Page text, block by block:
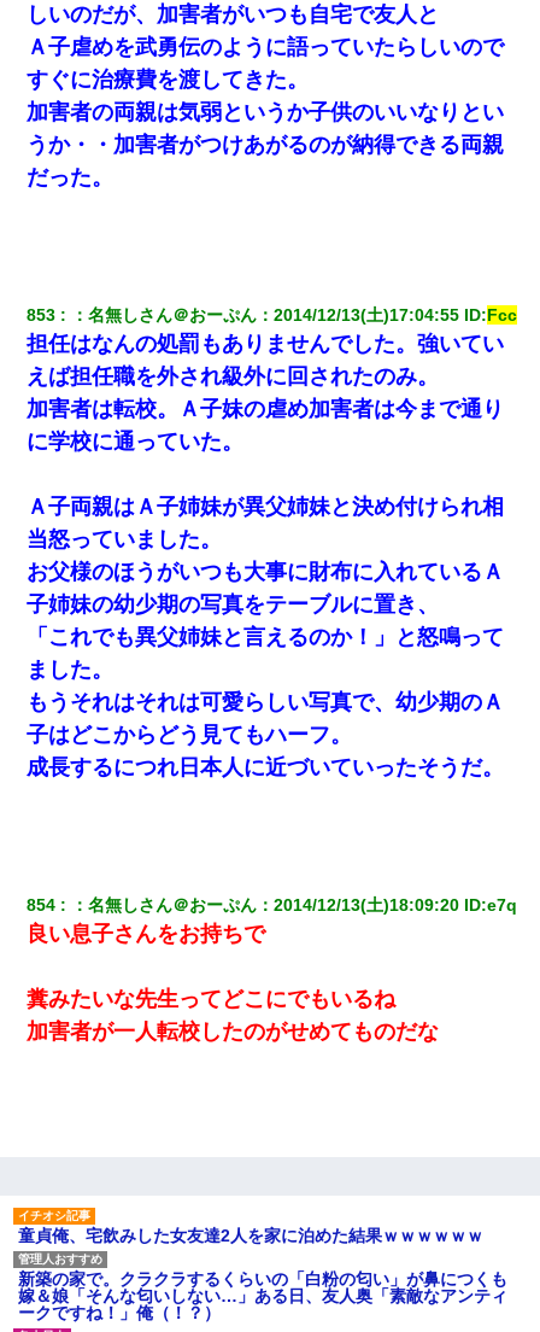
17年飼っていた犬が亡くなった。鼻水垂らし嗚咽する私に、猫が
近づいて頭突きをしてきて…
嫁に不倫されたから嫁と不倫相手に1000万の慰謝料請求した
なかった。妹を抱き締めて「ﾀﾋんじゃうよ」って泣いてたら…
私「まとめ買いして冷凍ストックしてる」Ａ「ずるい！クレク
レ！」私「なんでよ」Ａ「ケーチ！バーカ！」→ 後日、Ａ旦那が
凸してきた
亡くなってしまい…
転職先が決まったので退職の意思を伝えたら。上司「無責任」
「簡単には辞めさせない」私（どうせ辞めるし…）→ 思いっきり
反論をしてみた
ワイ144kg彼女98kgデブカップル、1年間毎日行為しまくった結
果
「パワハラを受けたから思い切って転職した」とSNSで呟いた
ら、速攻でパワハラかました元上司がLINEを送ってきた。
義兄嫁が義実家で「コロナ陽性だったからこのまま療養させて下
さい」と言い出してド修羅場になった
ＤＮＡ検査『血縁関係０％』旦那「やっぱり托卵だったんだ…」
嫁「本当に身に覚えがない」「なにかの間違いだ！取り違え
だ！」→ 嫁「あっ」
デパートの外商『私さんだと名乗る女が、ツケで宝石を買おうと
していて…』私「！？」→ 翌日。ママ友たちの様子が微妙におか
しくなり・・・
男だけどリベンジポノレノの被害者になって未だに人生が立ち直
しいのだが、加害者がいつも自宅で友人と
Ａ子虐めを武勇伝のように語っていたらしいので
すぐに治療費を渡してきた。
加害者の両親は気弱というか子供のいいなりとい
うか・・加害者がつけあがるのが納得できる両親
だった。
853 ：名無しさん＠おーぷん ：2014/12/13(土)17:04:55 ID:Fcc
担任はなんの処罰もありませんでした。強いてい
えば担任職を外され級外に回されたのみ。
加害者は転校。Ａ子妹の虐め加害者は今まで通り
に学校に通っていた。
Ａ子両親はＡ子姉妹が異父姉妹と決め付けられ相
当怒っていました。
お父様のほうがいつも大事に財布に入れているＡ
子姉妹の幼少期の写真をテーブルに置き、
「これでも異父姉妹と言えるのか！」と怒鳴って
ました。
もうそれはそれは可愛らしい写真で、幼少期のＡ
子はどこからどう見てもハーフ。
成長するにつれ日本人に近づいていったそうだ。
854 ：名無しさん＠おーぷん ：2014/12/13(土)18:09:20 ID:e7q
良い息子さんをお持ちで
糞みたいな先生ってどこにでもいるね
加害者が一人転校したのがせめてものだな
童貞俺、宅飲みした女友達2人を家に泊めた結果ｗｗｗｗｗｗ
新築の家で。クラクラするくらいの「白粉の匂い」が鼻につくも
嫁＆娘「そんな匂いしない…」ある日、友人奥「素敵なアンティ
ークですね！」俺（！？）